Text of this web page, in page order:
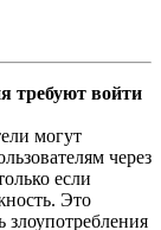
требуют войти
могут
через
если
Это
злоупотребления